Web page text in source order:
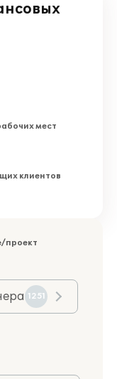
мест
клиентов
проект
1251